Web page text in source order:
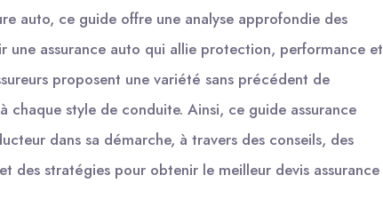
auto, ce guide offre une analyse approfondie des
une assurance auto qui allie protection, performance et
proposent une variété sans précédent de
chaque style de conduite. Ainsi, ce guide assurance
dans sa démarche, à travers des conseils, des
des stratégies pour obtenir le meilleur devis assurance